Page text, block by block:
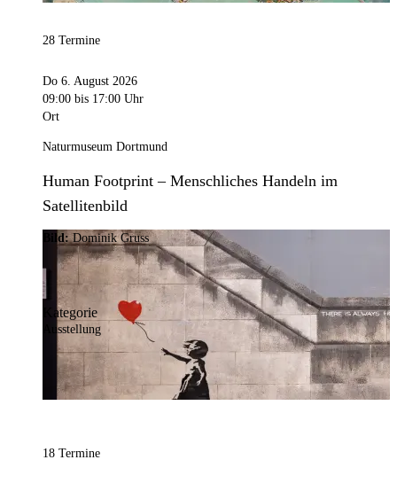
28 Termine
Do 6. August 2026
09:00 bis 17:00 Uhr
Ort
Naturmuseum Dortmund
Human Footprint – Menschliches Handeln im
Satellitenbild
Bild:Dominik Gruss
Kategorie
Ausstellung
18 Termine